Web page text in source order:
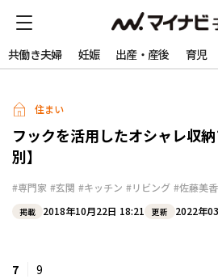
共働き夫婦 妊娠 出産・産後 育児
住まい
フックを活用したオシャレ収
別】
#専門家 #玄関 #キッチン #リビング #佐藤美香
掲載 2018年10月22日 18:21 更新 2022年
7 9